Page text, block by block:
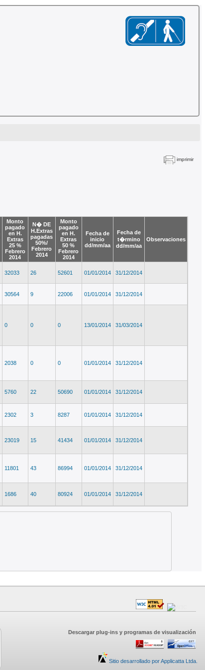
imprimir
Monto
pagado
en H.
Extras
25 %
Febrero
2014
N� DE
H.Extras
pagadas
50%/
Febrero
2014
Monto
pagado
en H.
Extras
50 %
Febrero
2014
Fecha de
inicio
dd/mm/aa
Fecha de
t�rmino
dd/mm/aa
Observaciones
32033 26 52601 01/01/2014 31/12/2014
30564 9 22006 01/01/2014 31/12/2014
0 0 0 13/01/2014 31/03/2014
2038 0 0 01/01/2014 31/12/2014
5760 22 50690 01/01/2014 31/12/2014
2302 3 8287 01/01/2014 31/12/2014
23019 15 41434 01/01/2014 31/12/2014
11801 43 86994 01/01/2014 31/12/2014
1686 40 80924 01/01/2014 31/12/2014
Descargar plug-ins y programas de visualización
Sitio desarrollado por Applicatta Ltda.